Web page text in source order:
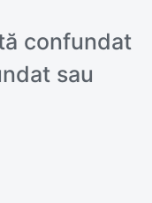
confundat
sau